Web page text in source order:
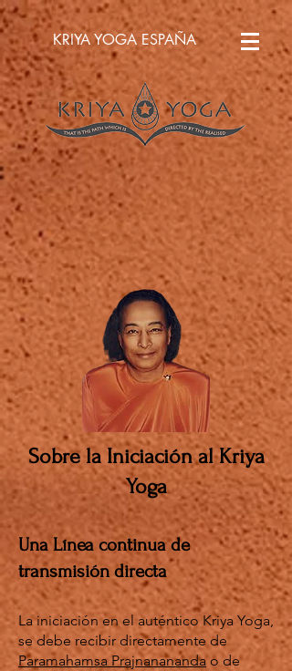
KRIYA YOGA ESPAÑA
Sobre la Iniciación al Kriya
Yoga
Una Línea continua de
transmisión directa
La iniciación en el auténtico Kriya Yoga,
se debe recibir directamente de
Paramahamsa Prajnananandao de